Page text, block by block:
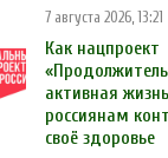
7 августа 2026, 13:21
Как нацпроект
активная
россиянам
своё здоровье